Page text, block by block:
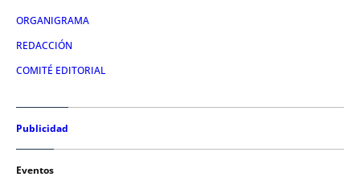
ORGANIGRAMA
REDACCIÓN
COMITÉ EDITORIAL
Publicidad
Eventos